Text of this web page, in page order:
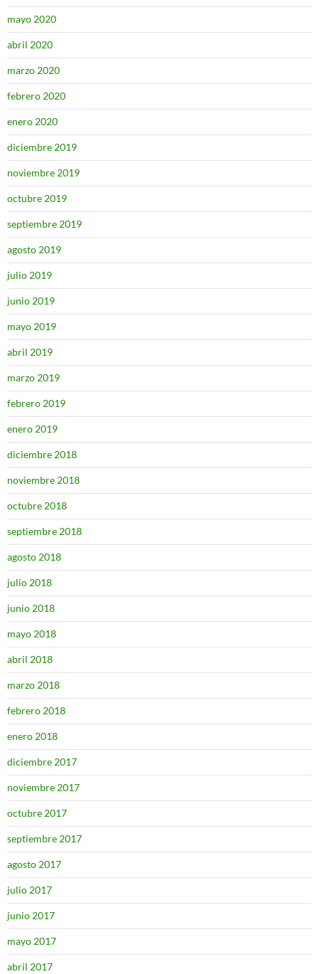
mayo 2020
abril 2020
marzo 2020
febrero 2020
enero 2020
diciembre 2019
noviembre 2019
octubre 2019
septiembre 2019
agosto 2019
julio 2019
junio 2019
mayo 2019
abril 2019
marzo 2019
febrero 2019
enero 2019
diciembre 2018
noviembre 2018
octubre 2018
septiembre 2018
agosto 2018
julio 2018
junio 2018
mayo 2018
abril 2018
marzo 2018
febrero 2018
enero 2018
diciembre 2017
noviembre 2017
octubre 2017
septiembre 2017
agosto 2017
julio 2017
junio 2017
mayo 2017
abril 2017